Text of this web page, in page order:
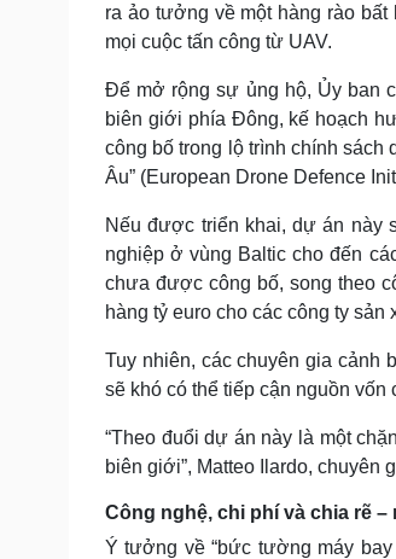
ra ảo tưởng về một hàng rào bất
mọi cuộc tấn công từ UAV.
Để mở rộng sự ủng hộ, Ủy ban
biên giới phía Đông, kế hoạch
công bố trong lộ trình chính sách
Âu” (European Drone Defence
Nếu được triển khai, dự án này
nghiệp ở vùng Baltic cho đến
chưa được công bố, song theo
hàng tỷ euro cho các công ty sản
Tuy nhiên, các chuyên gia cảnh
sẽ khó có thể tiếp cận nguồn vốn
“Theo đuổi dự án này là một
biên giới”, Matteo Ilardo, chuyên
Công nghệ, chi phí và chia rẽ
Ý tưởng về “bức tường máy